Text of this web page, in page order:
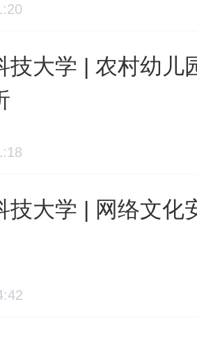
技大学 | 农村幼儿
技大学 | 网络文化